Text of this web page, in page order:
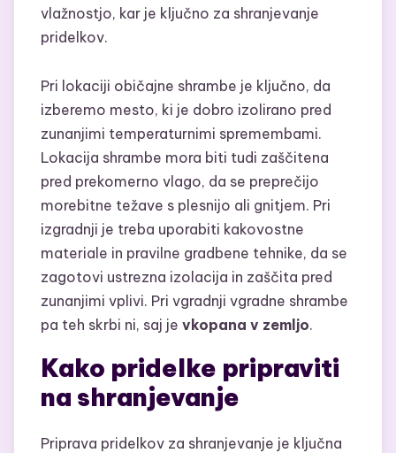
vlažnostjo, kar je ključno za shranjevanje
pridelkov.
Pri lokaciji običajne shrambe je ključno, da
izberemo mesto, ki je dobro izolirano pred
zunanjimi temperaturnimi spremembami.
Lokacija shrambe mora biti tudi zaščitena
pred prekomerno vlago, da se preprečijo
morebitne težave s plesnijo ali gnitjem. Pri
izgradnji je treba uporabiti kakovostne
materiale in pravilne gradbene tehnike, da se
zagotovi ustrezna izolacija in zaščita pred
zunanjimi vplivi. Pri vgradnji vgradne shrambe
pa teh skrbi ni, saj je vkopana v zemljo.
Kako pridelke pripraviti
na shranjevanje
Priprava pridelkov za shranjevanje je ključna